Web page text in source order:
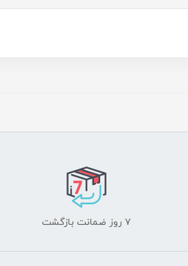
۷ روز ضمانت بازگشت